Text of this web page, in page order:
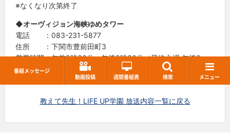
番組メッセージ
動画投稿
週間番組表 検索 メニュー
※なくなり次第終了
◆オーヴィジョン海峡ゆめタワー
電話 ：083-231-5877
住所 ：下関市豊前田町3
営業時間：午前9時30分～午後9時30分（最終入場 午後9
時）
教えて先生！LIFE UP学園 放送内容一覧に戻る